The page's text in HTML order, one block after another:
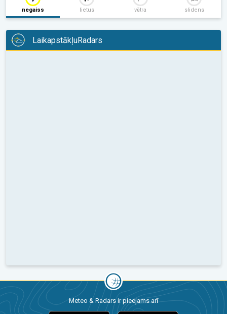
negaiss lietus vētra slidens
LaikapstākļuRadars
Meteo & Radars ir pieejams arī